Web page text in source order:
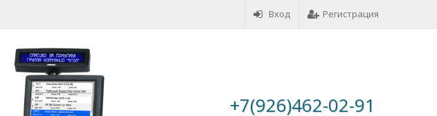
Вход Регистрация
+7(926)462-02-91